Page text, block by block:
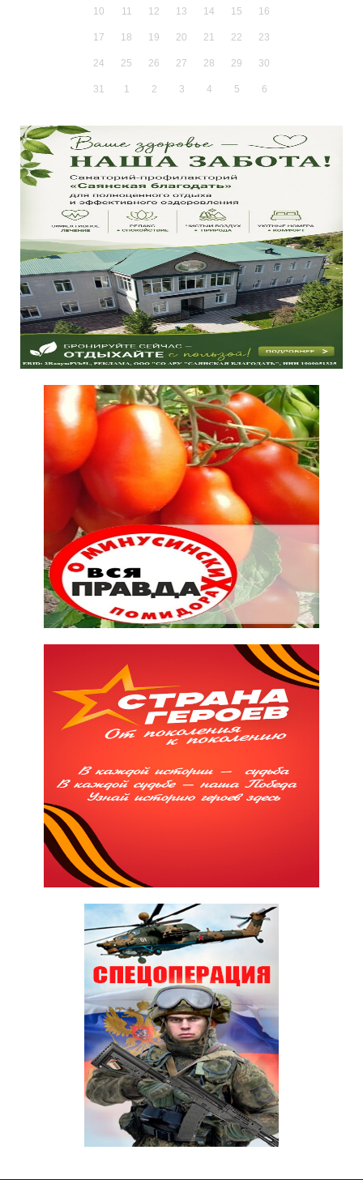
10 11 12 13 14 15 16
17 18 19 20 21 22 23
24 25 26 27 28 29 30
31 1 2 3 4 5 6